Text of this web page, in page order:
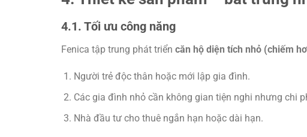
4.1. Tối ưu công năng
Fenica tập trung phát triển căn hộ diện tích nhỏ (chiếm
Người trẻ độc thân hoặc mới lập gia đình.
Các gia đình nhỏ cần không gian tiện nghi nhưng chi
Nhà đầu tư cho thuê ngắn hạn hoặc dài hạn.